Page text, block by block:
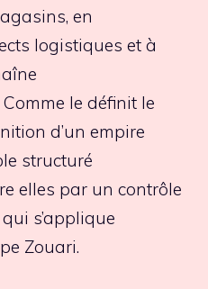
en
logistiques et à
le définit le
d’un empire
structuré
elles par un contrôle
s’applique
Zouari.